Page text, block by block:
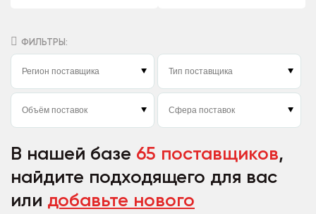
ФИЛЬТРЫ:
В нашей базе 65 поставщиков,
найдите подходящего для вас
или добавьте нового